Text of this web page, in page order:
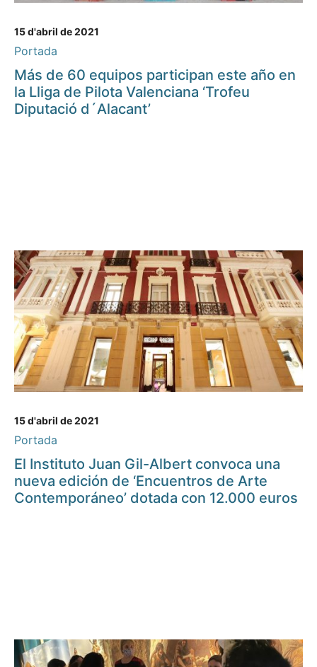
15 d'abril de 2021
Portada
Más de 60 equipos participan este año en
la Lliga de Pilota Valenciana ‘Trofeu
Diputació d´Alacant’
15 d'abril de 2021
Portada
El Instituto Juan Gil-Albert convoca una
nueva edición de ‘Encuentros de Arte
Contemporáneo’ dotada con 12.000 euros